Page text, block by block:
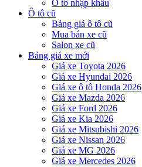
Ô tô nhập khẩu
Ô tô cũ
Bảng giá ô tô cũ
Mua bán xe cũ
Salon xe cũ
Bảng giá xe mới
Giá xe Toyota 2026
Giá xe Hyundai 2026
Giá xe ô tô Honda 2026
Giá xe Mazda 2026
Giá xe Ford 2026
Giá xe Kia 2026
Giá xe Mitsubishi 2026
Giá xe Nissan 2026
Giá xe MG 2026
Giá xe Mercedes 2026